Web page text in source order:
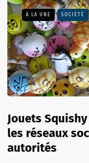
A LA UNE SOCIÉTÉ
Jouets
les réseaux
autorités